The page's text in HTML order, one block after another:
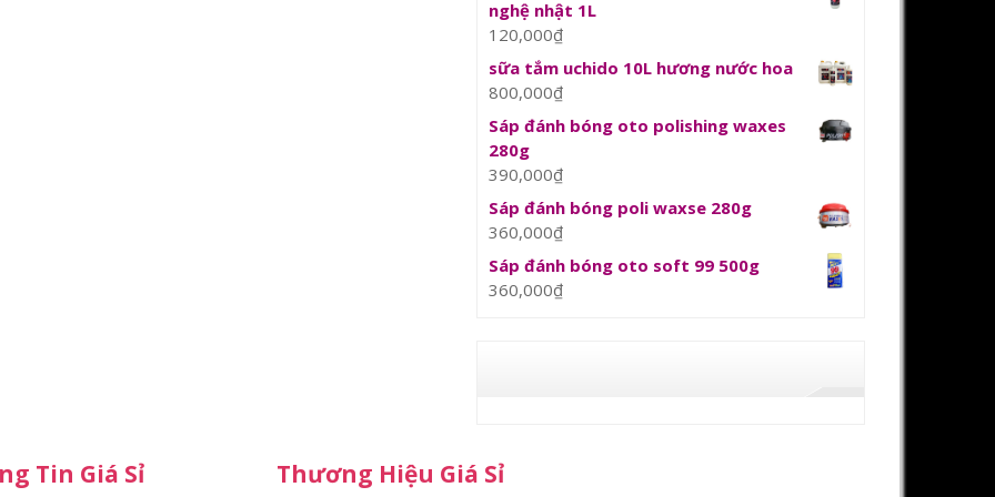
nghệ nhật 1L
120,000₫
sữa tắm uchido 10L hương nước hoa
800,000₫
Sáp đánh bóng oto polishing waxes
280g
390,000₫
Sáp đánh bóng poli waxse 280g
360,000₫
Sáp đánh bóng oto soft 99 500g
360,000₫
Tin Giá Sỉ Thương Hiệu Giá Sỉ